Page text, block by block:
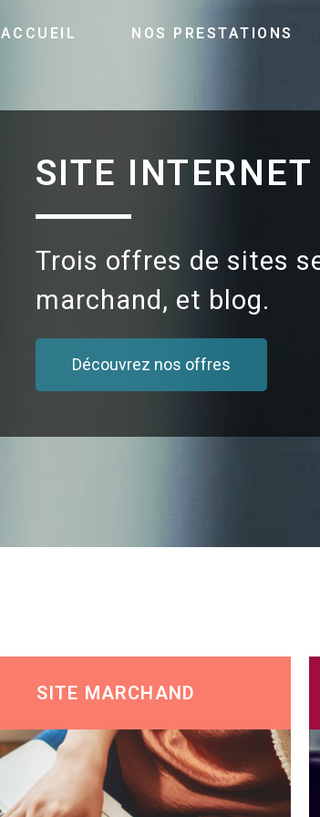
ACCUEIL NOS PRESTATIONS
SITE INTERNET
Trois offres de sites
marchand, et blog.
Découvrez nos offres
SITE MARCHAND